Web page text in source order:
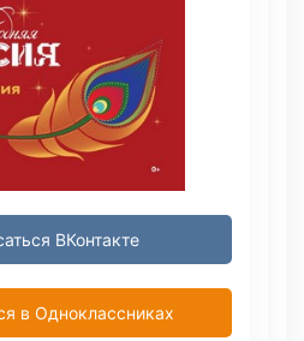
ВКонтакте
в Одноклассниках